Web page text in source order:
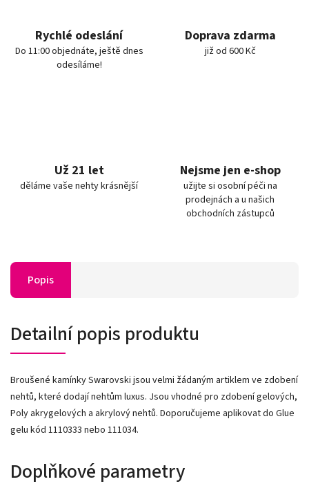
Rychlé odeslání
Do 11:00 objednáte, ještě dnes
odesíláme!
Doprava zdarma
již od 600 Kč
Už 21 let
děláme vaše nehty krásnější
Nejsme jen e-shop
užijte si osobní péči na
prodejnách a u našich
obchodních zástupců
Popis
Detailní popis produktu
Broušené kamínky Swarovski jsou velmi žádaným artiklem ve zdobení
nehtů, které dodají nehtům luxus. Jsou vhodné pro zdobení gelových,
Poly akrygelových a akrylový nehtů. Doporučujeme aplikovat do Glue
gelu kód 1110333 nebo 111034.
Doplňkové parametry